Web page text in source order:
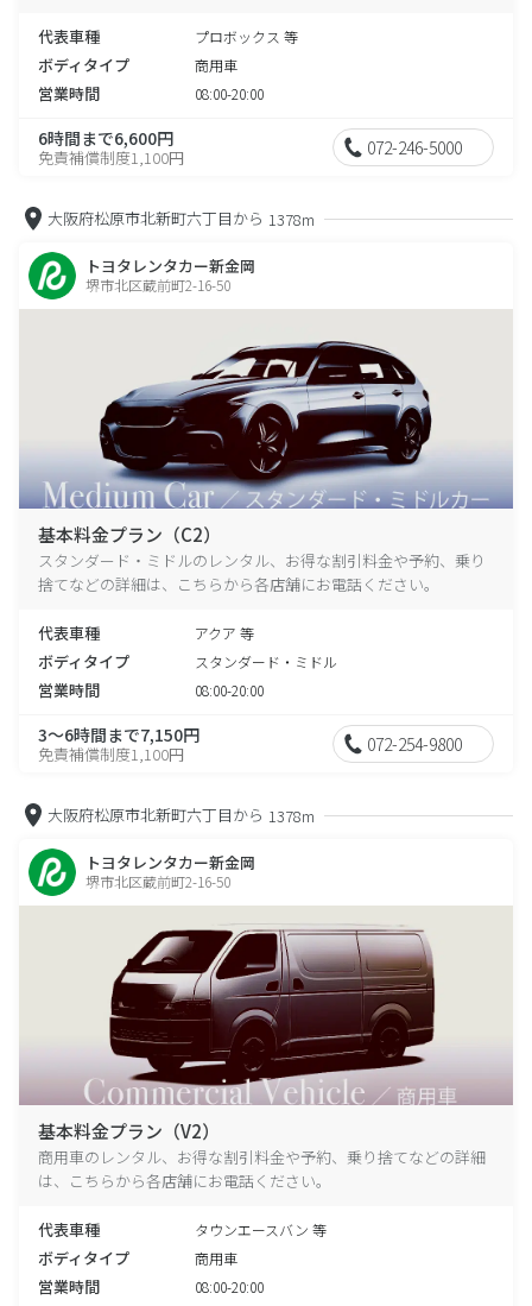
代表車種 プロボックス 等
ボディタイプ 商用車
営業時間 08:00-20:00
6時間まで6,600円
免責補償制度1,100円 072-246-5000
大阪府松原市北新町六丁目から 1378m
トヨタレンタカー新金岡
堺市北区蔵前町2-16-50
基本料金プラン（C2）
スタンダード・ミドルのレンタル、お得な割引料金や予約、乗り
捨てなどの詳細は、こちらから各店舗にお電話ください。
代表車種 アクア 等
ボディタイプ スタンダード・ミドル
営業時間 08:00-20:00
3～6時間まで7,150円
免責補償制度1,100円 072-254-9800
大阪府松原市北新町六丁目から 1378m
トヨタレンタカー新金岡
堺市北区蔵前町2-16-50
基本料金プラン（V2）
商用車のレンタル、お得な割引料金や予約、乗り捨てなどの詳細
は、こちらから各店舗にお電話ください。
代表車種 タウンエースバン 等
ボディタイプ 商用車
営業時間 08:00-20:00